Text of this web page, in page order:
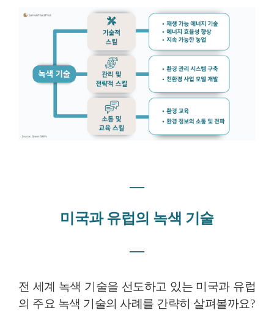
―
미국과 유럽의 녹색 기술
―
전 세계 녹색 기술을 선도하고 있는 미국과 유럽
의 주요 녹색 기술의 사례를 간략히 살펴볼까요?